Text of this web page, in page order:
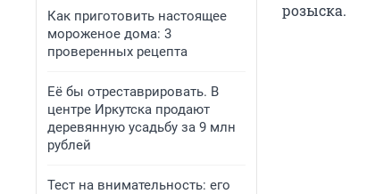
Как приготовить настоящее
мороженое дома: 3
проверенных рецепта
Её бы отреставрировать. В
центре Иркутска продают
деревянную усадьбу за 9 млн
рублей
Тест на внимательность: его
розыска.